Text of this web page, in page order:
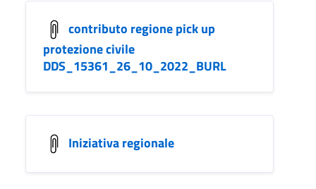
contributo regione pick up
protezione civile
DDS_15361_26_10_2022_BURL
Iniziativa regionale